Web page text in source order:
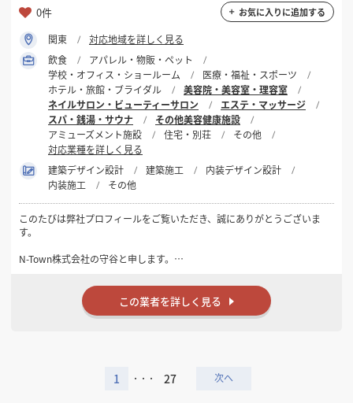
0件 お気に入りに追加する
関東
対応地域を詳しく見る
飲食
アパレル・物販・ペット
学校・オフィス・ショールーム
医療・福祉・スポーツ
ホテル・旅館・ブライダル
美容院・美容室・理容室
ネイルサロン・ビューティーサロン
エステ・マッサージ
スパ・銭湯・サウナ
その他美容健康施設
アミューズメント施設
住宅・別荘
その他
対応業種を詳しく見る
建築デザイン設計
建築施工
内装デザイン設計
内装施工
その他
このたびは弊社プロフィールをご覧いただき、誠にありがとうございま
す。
N-Town株式会社の守谷と申します。
弊社は東京都・神奈川県を中心に、飲食店・美容室・クリニック・オ
フィス・インドアゴルフ施設などの店舗内装工事を、設計から施工まで
一貫して対応しております。
この業者を詳しく見る
1 ・・・ 27